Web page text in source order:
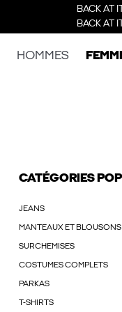
BACK AT
BACK AT
HOMMES
CATÉGORIES
JEANS
MANTEAUX ET BLOUSONS
SURCHEMISES
COSTUMES COMPLETS
PARKAS
T-SHIRTS